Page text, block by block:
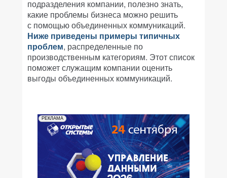
подразделения компании, полезно знать,
какие проблемы бизнеса можно решить
с помощью объединенных коммуникаций.
Ниже приведены примеры типичных
проблем, распределенные по
производственным категориям. Этот список
поможет служащим компании оценить
выгоды объединенных коммуникаций.
РЕКЛАМА